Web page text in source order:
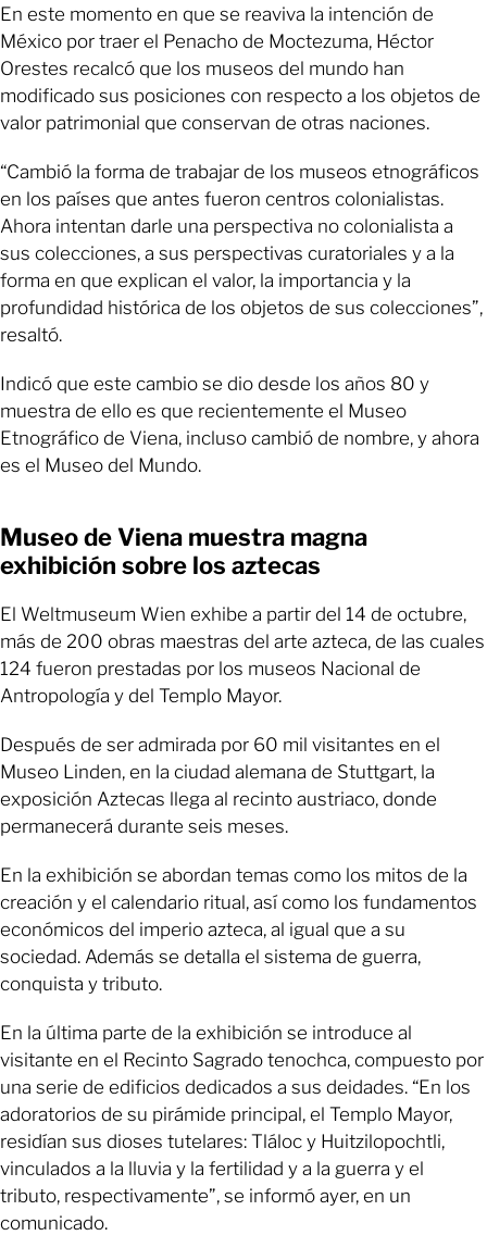
En este momento en que se reaviva la intención de
México por traer el Penacho de Moctezuma, Héctor
Orestes recalcó que los museos del mundo han
modificado sus posiciones con respecto a los objetos de
valor patrimonial que conservan de otras naciones.
“Cambió la forma de trabajar de los museos etnográficos
en los países que antes fueron centros colonialistas.
Ahora intentan darle una perspectiva no colonialista a
sus colecciones, a sus perspectivas curatoriales y a la
forma en que explican el valor, la importancia y la
profundidad histórica de los objetos de sus colecciones”,
resaltó.
Indicó que este cambio se dio desde los años 80 y
muestra de ello es que recientemente el Museo
Etnográfico de Viena, incluso cambió de nombre, y ahora
es el Museo del Mundo.
Museo de Viena muestra magna
exhibición sobre los aztecas
El Weltmuseum Wien exhibe a partir del 14 de octubre,
más de 200 obras maestras del arte azteca, de las cuales
124 fueron prestadas por los museos Nacional de
Antropología y del Templo Mayor.
Después de ser admirada por 60 mil visitantes en el
Museo Linden, en la ciudad alemana de Stuttgart, la
exposición Aztecas llega al recinto austriaco, donde
permanecerá durante seis meses.
En la exhibición se abordan temas como los mitos de la
creación y el calendario ritual, así como los fundamentos
económicos del imperio azteca, al igual que a su
sociedad. Además se detalla el sistema de guerra,
conquista y tributo.
En la última parte de la exhibición se introduce al
visitante en el Recinto Sagrado tenochca, compuesto por
una serie de edificios dedicados a sus deidades. “En los
adoratorios de su pirámide principal, el Templo Mayor,
residían sus dioses tutelares: Tláloc y Huitzilopochtli,
vinculados a la lluvia y la fertilidad y a la guerra y el
tributo, respectivamente”, se informó ayer, en un
comunicado.